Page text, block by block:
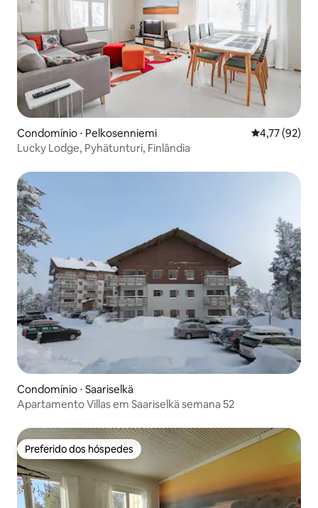
Condomínio ⋅ Pelkosenniemi 4,77 de uma
4,77 (92)
Lucky Lodge, Pyhätunturi, Finlândia
Condomínio ⋅ Saariselkä
Apartamento Villas em Saariselkä semana 52
Preferido dos hóspedes
Preferido dos hóspedes